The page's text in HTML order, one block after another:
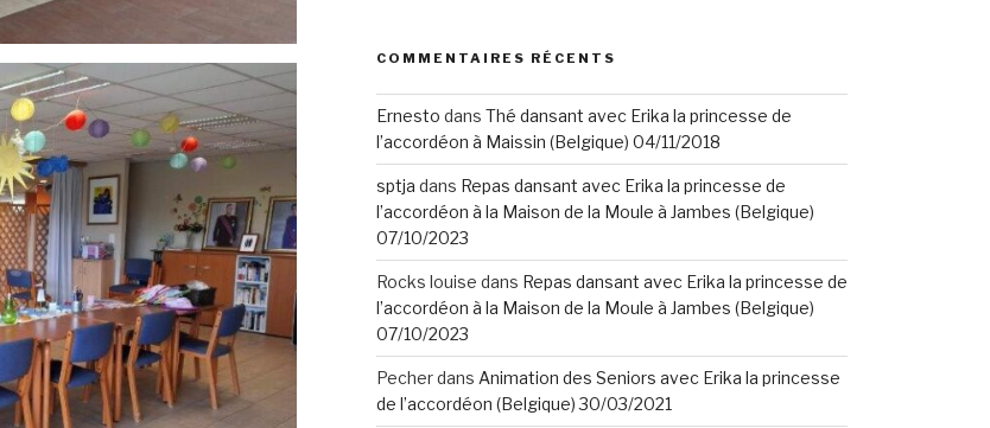
COMMENTAIRES RÉCENTS
Ernesto dans Thé dansant avec Erika la princesse de
l’accordéon à Maissin (Belgique) 04/11/2018
sptja dans Repas dansant avec Erika la princesse de
l’accordéon à la Maison de la Moule à Jambes (Belgique)
07/10/2023
Rocks louise dans Repas dansant avec Erika la princesse de
l’accordéon à la Maison de la Moule à Jambes (Belgique)
07/10/2023
Pecherdans Animation des Seniors avec Erika la princesse
de l’accordéon (Belgique) 30/03/2021